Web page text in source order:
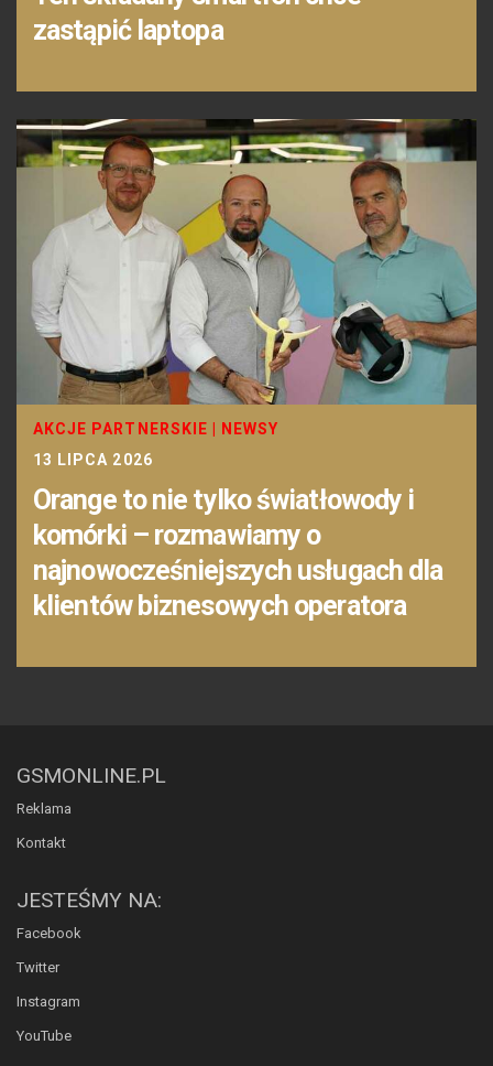
zastąpić laptopa
AKCJE PARTNERSKIE
NEWSY
13 LIPCA 2026
Orange to nie tylko światłowody i
komórki – rozmawiamy o
najnowocześniejszych usługach dla
klientów biznesowych operatora
GSMONLINE.PL
Reklama
Kontakt
JESTEŚMY NA:
Facebook
Twitter
Instagram
YouTube